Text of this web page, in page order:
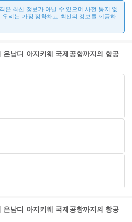
은 최신 정보가 아닐 수 있으며 사전 통지 없
우리는 가장 정확하고 최신의 정보를 제공하
은남디 아지키웨 국제공항까지의 항공
은남디 아지키웨 국제공항까지의 항공